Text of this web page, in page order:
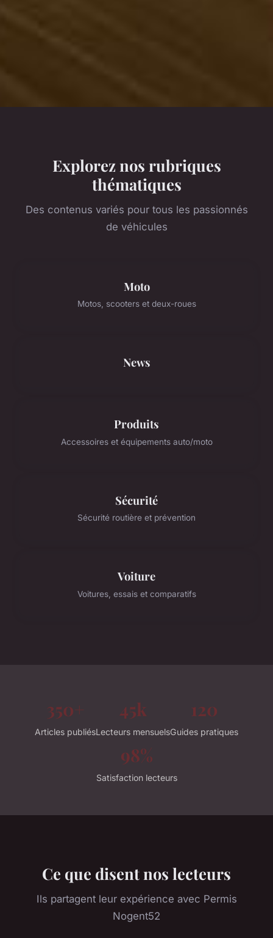
Explorez nos rubriques
thématiques
Des contenus variés pour tous les passionnés
de véhicules
Moto
Motos, scooters et deux-roues
News
Produits
Accessoires et équipements auto/moto
Sécurité
Sécurité routière et prévention
Voiture
Voitures, essais et comparatifs
350+
Articles publiés
45k
Lecteurs mensuels
120
Guides pratiques
98%
Satisfaction lecteurs
Ce que disent nos lecteurs
Ils partagent leur expérience avec Permis
Nogent52